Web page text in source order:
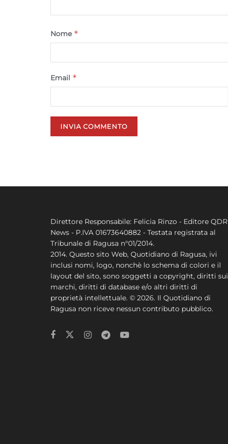
Nome *
Email *
Direttore Responsabile: Felicia Rinzo - Editore QDR
News - P.IVA 01673640882 - Testata registrata al
Tribunale di Ragusa n°01/2014.
2014. Questo sito Web, Quotidiano di Ragusa, ivi
inclusi nomi, logo, nonchè lo schema di colori e il
layout del sito, sono soggetti a copyright, diritti sui
marchi, diritti di database e/o altri diritti di
proprietà intellettuale. © 2026. Il Quotidiano di
Ragusa non riceve nessun contributo pubblico.